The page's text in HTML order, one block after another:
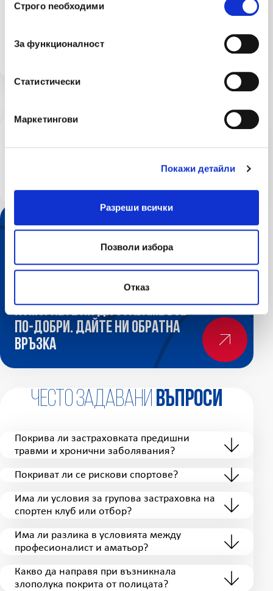
Строго nеобходими
За функционалност
Статистически
Маркетингови
Покажи детайли
Разреши всички
Позволи избора
Отказ
При нужда от помощ, можете да ни
потърсите на денонощния ни, безплатен
телефон
Помогнете ни да ставаме все
по-добри. Дайте ни обратна
връзка
Често задавани въпроси
Покрива ли застраховката предишни
травми и хронични заболявания?
Покриват ли се рискови спортове?
Има ли условия за групова застраховка на
спортен клуб или отбор?
Има ли разлика в условията между
професионалист и аматьор?
Какво да направя при възникнала
злополука покрита от полицата?